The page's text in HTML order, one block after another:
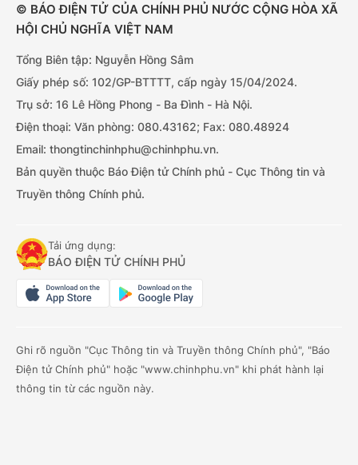
© BÁO ĐIỆN TỬ CỦA CHÍNH PHỦ NƯỚC CỘNG HÒA XÃ
HỘI CHỦ NGHĨA VIỆT NAM
Tổng Biên tập: Nguyễn Hồng Sâm
Giấy phép số: 102/GP-BTTTT, cấp ngày 15/04/2024.
Trụ sở: 16 Lê Hồng Phong - Ba Đình - Hà Nội.
Điện thoại: Văn phòng: 080.43162; Fax: 080.48924
Email: thongtinchinhphu@chinhphu.vn.
Bản quyền thuộc Báo Điện tử Chính phủ - Cục Thông tin và
Truyền thông Chính phủ.
Tải ứng dụng:
BÁO ĐIỆN TỬ CHÍNH PHỦ
Ghi rõ nguồn "Cục Thông tin và Truyền thông Chính phủ", "Báo
Điện tử Chính phủ" hoặc "www.chinhphu.vn" khi phát hành lại
thông tin từ các nguồn này.